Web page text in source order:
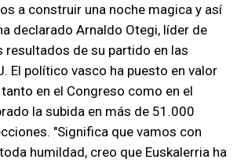
a construir una noche magica y así
declarado Arnaldo Otegi, líder de
resultados de su partido en las
El político vasco ha puesto en valor
en el Congreso como en el
la subida en más de 51.000
"Significa que vamos con
humildad, creo que Euskalerria ha